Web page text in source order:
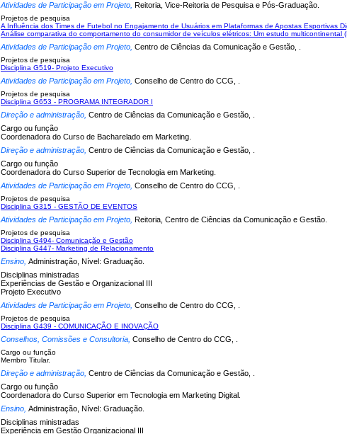
Atividades de Participação em Projeto, Reitoria, Vice-Reitoria de Pesquisa e Pós-Graduação.
Projetos de pesquisa
A Influência dos Times de Futebol no Engajamento de Usuários em Plataformas de Apostas Esportivas
Análise comparativa do comportamento do consumidor de veículos elétricos: Um estudo multicontinental
Atividades de Participação em Projeto, Centro de Ciências da Comunicação e Gestão, .
Projetos de pesquisa
Disciplina G519- Projeto Executivo
Atividades de Participação em Projeto, Conselho de Centro do CCG, .
Projetos de pesquisa
Disciplina G653 - PROGRAMA INTEGRADOR I
Direção e administração, Centro de Ciências da Comunicação e Gestão, .
Cargo ou função
Coordenadora do Curso de Bacharelado em Marketing.
Direção e administração, Centro de Ciências da Comunicação e Gestão, .
Cargo ou função
Coordenadora do Curso Superior de Tecnologia em Marketing.
Atividades de Participação em Projeto, Conselho de Centro do CCG, .
Projetos de pesquisa
Disciplina G315 - GESTÃO DE EVENTOS
Atividades de Participação em Projeto, Reitoria, Centro de Ciências da Comunicação e Gestão.
Projetos de pesquisa
Disciplina G494- Comunicação e Gestão
Disciplina G447- Marketing de Relacionamento
Ensino, Administração, Nível: Graduação.
Disciplinas ministradas
Experiências de Gestão e Organizacional III
Projeto Executivo
Atividades de Participação em Projeto, Conselho de Centro do CCG, .
Projetos de pesquisa
Disciplina G439 - COMUNICAÇÃO E INOVAÇÃO
Conselhos, Comissões e Consultoria, Conselho de Centro do CCG, .
Cargo ou função
Membro Titular.
Direção e administração, Centro de Ciências da Comunicação e Gestão, .
Cargo ou função
Coordenadora do Curso Superior em Tecnologia em Marketing Digital.
Ensino, Administração, Nível: Graduação.
Disciplinas ministradas
Experiência em Gestão Organizacional III